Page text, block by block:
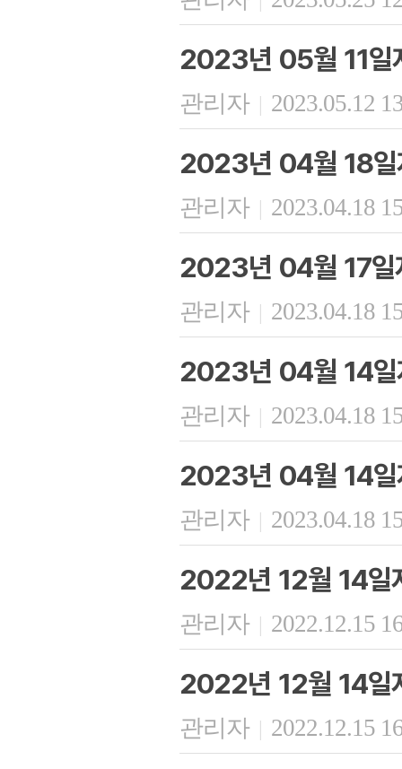
2023년 05월 11일
관리자 | 2023.05.12
2023년 04월 18일
관리자 | 2023.04.18
2023년 04월 17일
관리자 | 2023.04.18
2023년 04월 14일
관리자 | 2023.04.18
2023년 04월 14일
관리자 | 2023.04.18
2022년 12월 14일
관리자 | 2022.12.15
2022년 12월 14일
관리자 | 2022.12.15